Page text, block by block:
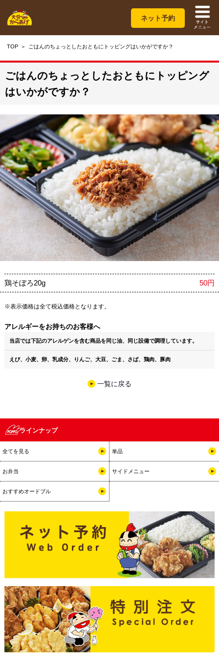
ネット予約
TOP ごはんのちょっとしたおともにトッピングはいかがですか？
ごはんのちょっとしたおともにトッピング
はいかがですか？
鶏そぼろ20g 50円
※表示価格は全て税込価格となります。
アレルギーをお持ちのお客様へ
当店では下記のアレルゲンを含む商品を同じ油、同じ設備で調理しています。
えび、小麦、卵、乳成分、りんご、大豆、ごま、さば、鶏肉、豚肉
一覧に戻る
ラインナップ
全てを見る 単品
お弁当 サイドメニュー
おすすめオードブル